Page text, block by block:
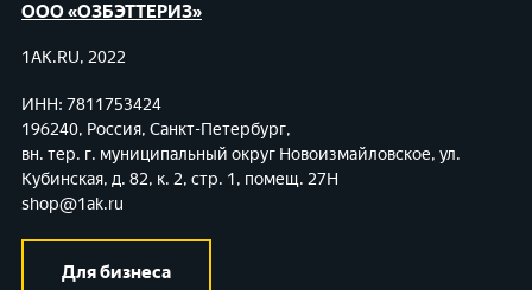
ООО «ОЗБЭТТЕРИЗ»
1AK.RU, 2022
ИНН: 7811753424
196240, Россия, Санкт-Петербург,
вн. тер. г. муниципальный округ Новоизмайловское, ул.
Кубинская, д. 82, к. 2, стр. 1, помещ. 27Н
shop@1ak.ru
Для бизнеса